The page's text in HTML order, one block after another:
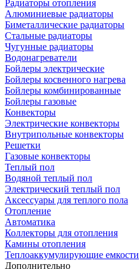
Радиаторы отопления
Алюминиевые радиаторы
Биметаллические радиаторы
Стальные радиаторы
Чугунные радиаторы
Водонагреватели
Бойлеры электрические
Бойлеры косвенного нагрева
Бойлеры комбинированные
Бойлеры газовые
Конвекторы
Электрические конвекторы
Внутрипольные конвекторы
Решетки
Газовые конвекторы
Теплый пол
Водяной теплый пол
Электрический теплый пол
Аксессуары для теплого пола
Отопление
Автоматика
Коллекторы для отопления
Камины отопления
Теплоаккумулирующие емкости
Дополнительно